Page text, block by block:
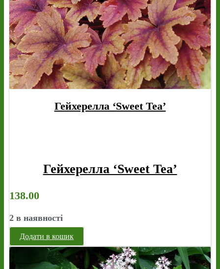
Гейхерелла ‘Sweet Tea’
Гейхерелла ‘Sweet Tea’
138.00
2 в наявності
Додати в кошик